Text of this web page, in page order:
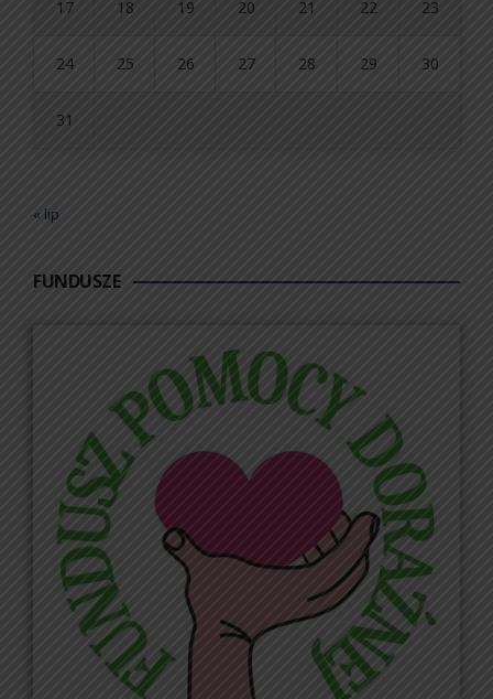
17 18 19 20 21 22 23
24 25 26 27 28 29 30
31
« lip
FUNDUSZE